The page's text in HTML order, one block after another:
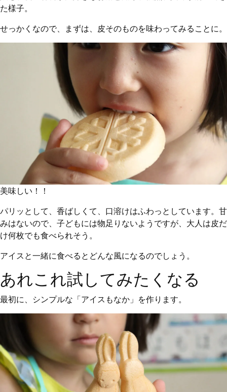
た様子。
せっかくなので、まずは、皮そのものを味わってみることに。
美味しい！！
パリッとして、香ばしくて、口溶けはふわっとしています。甘
みはないので、子どもには物足りないようですが、大人は皮だ
け何枚でも食べられそう。
アイスと一緒に食べるとどんな風になるのでしょう。
あれこれ試してみたくなる
最初に、シンプルな「アイスもなか」を作ります。